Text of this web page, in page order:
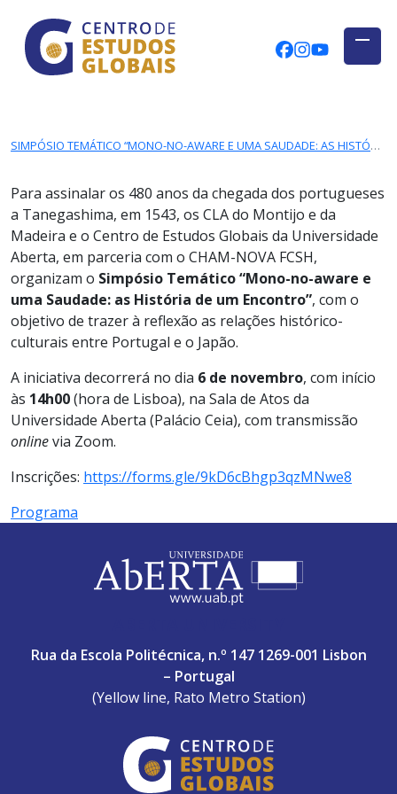
Skip to main content
CENTRO DE ESTUDOS GLOBAIS
CEGUAb @
SIMPÓSIO TEMÁTICO “MONO-NO-AWARE E UMA SAUDADE: AS HISTÓRIA DE UM ENCONTRO” | 6 DE NOVEMBRO
Para assinalar os 480 anos da chegada dos portugueses
a Tanegashima, em 1543, os CLA do Montijo e da
Madeira e o Centro de Estudos Globais da Universidade
Aberta, em parceria com o CHAM-NOVA FCSH,
organizam o Simpósio Temático “Mono-no-aware e
uma Saudade: as História de um Encontro”, com o
objetivo de trazer à reflexão as relações histórico-
culturais entre Portugal e o Japão.
A iniciativa decorrerá no dia 6 de novembro, com início
às 14h00(hora de Lisboa), na Sala de Atos da
Universidade Aberta (Palácio Ceia), com transmissão
onlinevia Zoom.
Inscrições: https://forms.gle/9kD6cBhgp3qzMNwe8
Programa
Rua da Escola Politécnica, n.º 147 1269-001 Lisbon
– Portugal
(Yellow line, Rato Metro Station)